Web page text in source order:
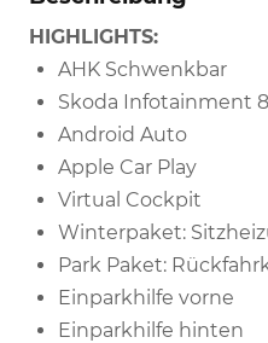
HIGHLIGHTS:
AHK Schwenkbar
Skoda Infotainment
Android Auto
Apple Car Play
Virtual Cockpit
Winterpaket:
Park Paket:
Einparkhilfe vorne
Einparkhilfe hinten